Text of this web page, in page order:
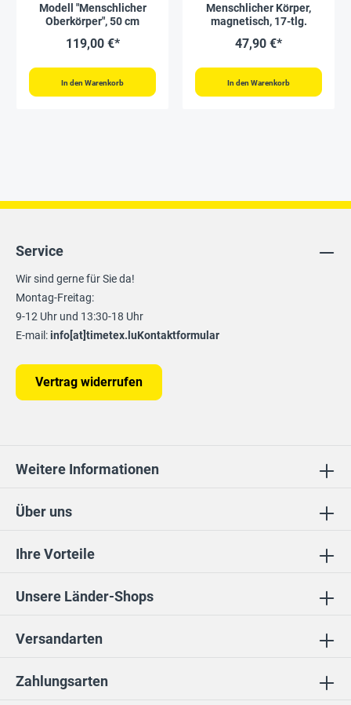
Modell "Menschlicher
Oberkörper", 50 cm
119,00 €*
In den Warenkorb
Menschlicher Körper,
magnetisch, 17-tlg.
47,90 €*
In den Warenkorb
Ihre Vorteile
Unsere Länder-Shops
Über uns
Service
Wir sind gerne für Sie da!
Montag-Freitag:
9-12 Uhr und 13:30-18 Uhr
E-mail:info[at]timetex.luKontaktformular
Vertrag widerrufen
Weitere Informationen
Zahlungsarten
Versandarten